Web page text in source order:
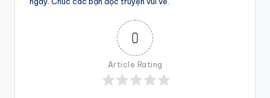
0
Article Rating